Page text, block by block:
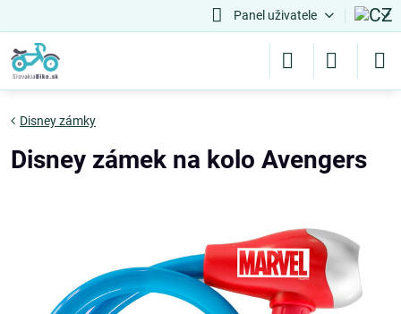
Panel uživatele
Disney zámky
Disney zámek na kolo Avengers